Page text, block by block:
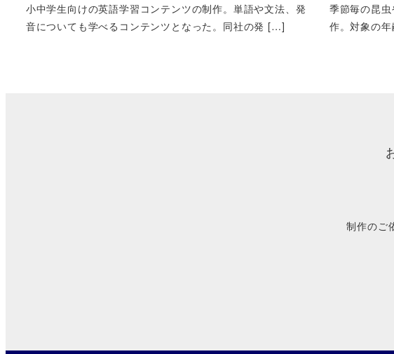
小中学生向けの英語学習コンテンツの制作。単語や文法、発
音についても学べるコンテンツとなった。同社の発 […]
季節毎の昆
作。対象の
制作のご